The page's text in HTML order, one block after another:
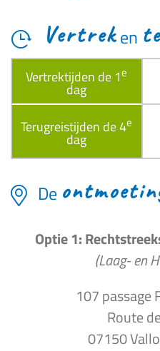
Vertreken
Vertrektijden de 1e
dag
Terugreistijden de 4e
dag
De
Optie 1:
(Laag- en
107 passage
Route
07150